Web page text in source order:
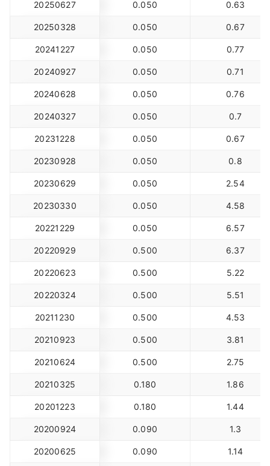
20250627 0.050 0.63
20250328 0.050 0.67
20241227 0.050 0.77
20240927 0.050 0.71
20240628 0.050 0.76
20240327 0.050 0.7
20231228 0.050 0.67
20230928 0.050 0.8
20230629 0.050 2.54
20230330 0.050 4.58
20221229 0.050 6.57
20220929 0.500 6.37
20220623 0.500 5.22
20220324 0.500 5.51
20211230 0.500 4.53
20210923 0.500 3.81
20210624 0.500 2.75
20210325 0.180 1.86
20201223 0.180 1.44
20200924 0.090 1.3
20200625 0.090 1.14